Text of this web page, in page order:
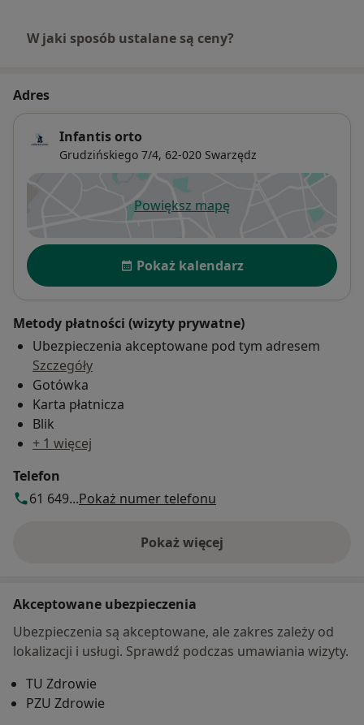
W jaki sposób ustalane są ceny?
Adres
Infantis orto
Grudzińskiego 7/4, 62-020 Swarzędz
Powiększ mapęotwiera się w nowej karcie
Dostępność
Pokaż kalendarz
Metody płatności (wizyty prywatne)
Ubezpieczenia akceptowane pod tym adresem
Szczegóły
Gotówka
Karta płatnicza
Blik
+ 1 więcej
Telefon
61 649...Pokaż numer telefonu
Pokaż więcej
o adresie
Akceptowane ubezpieczenia
Ubezpieczenia są akceptowane, ale zakres zależy od
lokalizacji i usługi. Sprawdź podczas umawiania wizyty.
TU Zdrowie
PZU Zdrowie